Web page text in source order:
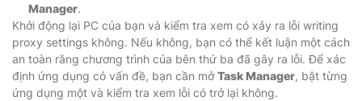
Manager.
Khởi động lại PC của bạn và kiểm tra xem có xảy ra lỗi writing
proxy settings không. Nếu không, bạn có thể kết luận một cách
an toàn rằng chương trình của bên thứ ba đã gây ra lỗi. Để xác
định ứng dụng có vấn đề, bạn cần mởTask Manager, bật từng
ứng dụng một và kiểm tra xem lỗi có trở lại không.